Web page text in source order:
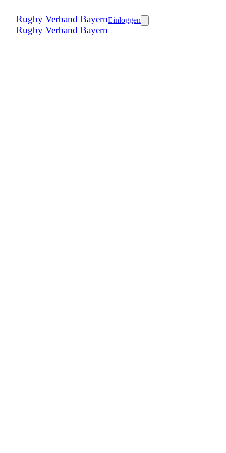
Rugby Verband Bayern
Rugby Verband Bayern
Einloggen